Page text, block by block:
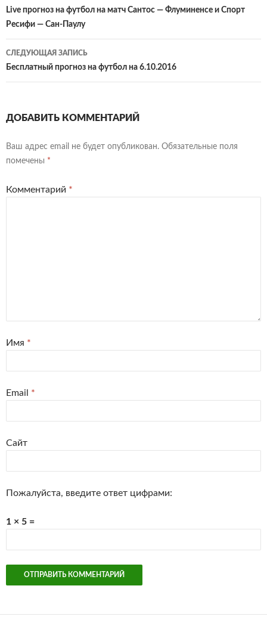
по
записям
Live прогноз на футбол на матч Сантос — Флуминенсе и Спорт
Ресифи — Сан-Паулу
СЛЕДУЮЩАЯ ЗАПИСЬ
Бесплатный прогноз на футбол на 6.10.2016
ДОБАВИТЬ КОММЕНТАРИЙ
Ваш адрес email не будет опубликован. Обязательные поля
помечены *
Комментарий *
Имя *
Email *
Сайт
Пожалуйста, введите ответ цифрами:
1 × 5 =